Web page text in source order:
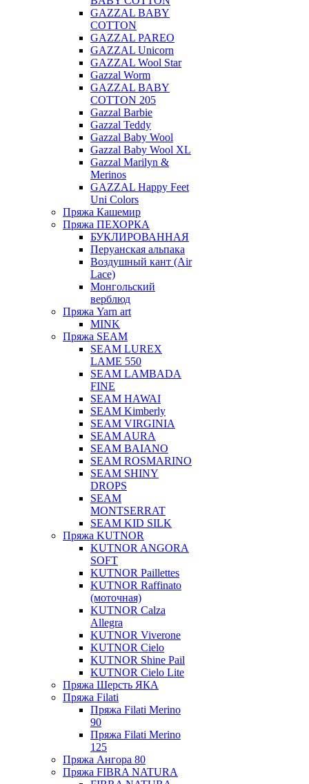
GAZZAL BABY
COTTON
GAZZAL PAREO
GAZZAL Unicorn
GAZZAL Wool Star
Gazzal Worm
GAZZAL BABY
COTTON 205
Gazzal Barbie
Gazzal Teddy
Gazzal Baby Wool
Gazzal Baby Wool XL
Gazzal Marilyn &
Merinos
GAZZAL Happy Feet
Uni Colors
Пряжа Кашемир
Пряжа ПЕХОРКА
БУКЛИРОВАННАЯ
Перуанская альпака
Воздушный кант (Air
Lace)
Монгольский
верблюд
Пряжа Yarn art
MINK
Пряжа SEAM
SEAM LUREX
LAME 550
SEAM LAMBADA
FINE
SEAM HAWAI
SEAM Kimberly
SEAM VIRGINIA
SEAM AURA
SEAM BAIANO
SEAM ROSMARINO
SEAM SHINY
DROPS
SEAM
MONTSERRAT
SEAM KID SILK
Пряжа KUTNOR
KUTNOR ANGORA
SOFT
KUTNOR Paillettes
KUTNOR Raffinato
(моточная)
KUTNOR Calza
Allegra
KUTNOR Viverone
KUTNOR Cielo
KUTNOR Shine Pail
KUTNOR Cielo Lite
Пряжа Шерсть ЯКА
Пряжа Filati
Пряжа Filati Merino
90
Пряжа Filati Merino
125
Пряжа Ангора 80
Пряжа FIBRA NATURA